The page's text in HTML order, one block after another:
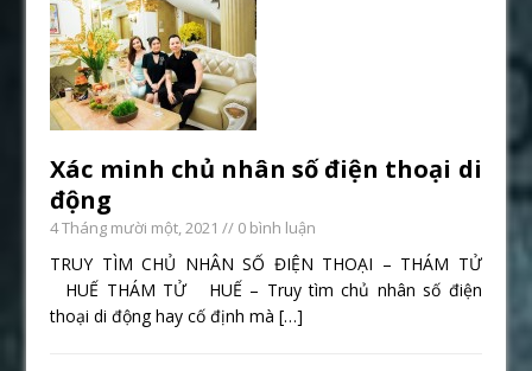
Xác minh chủ nhân số điện thoại di
động
4 Tháng mười một, 2021 // 0 bình luận
TRUY TÌM CHỦ NHÂN SỐ ĐIỆN THOẠI – THÁM TỬ
HUẾ THÁM TỬ HUẾ – Truy tìm chủ nhân số điện
thoại di động hay cố định mà[…]